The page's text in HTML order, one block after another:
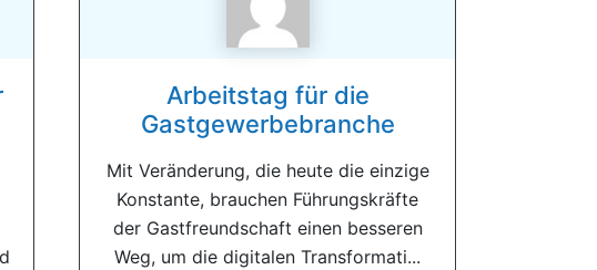
Arbeitstag für die
Gastgewerbebranche
Mit Veränderung, die heute die einzige
Konstante, brauchen Führungskräfte
der Gastfreundschaft einen besseren
Weg, um die digitalen Transformati...